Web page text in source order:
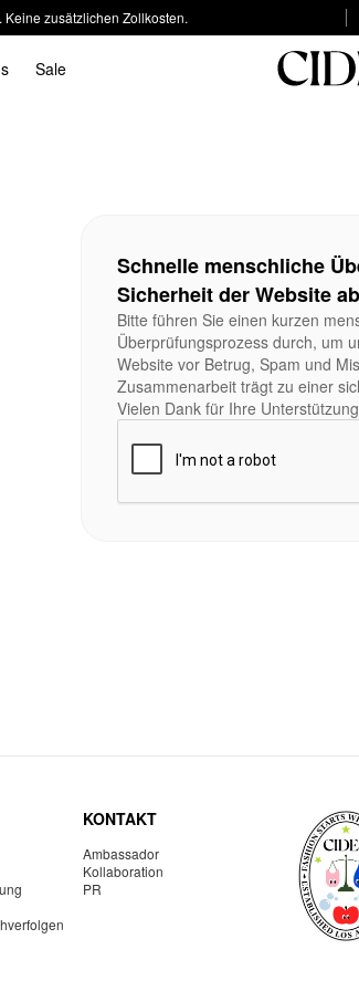
zusätzlichen Zollkosten.
Sale
Schnelle menschliche
Sicherheit der Website
Bitte führen Sie einen kurzen
Überprüfungsprozess durch, um
Website vor Betrug, Spam und
Zusammenarbeit trägt zu einer
Vielen Dank für Ihre
KONTAKT
Ambassador
Kollaboration
PR